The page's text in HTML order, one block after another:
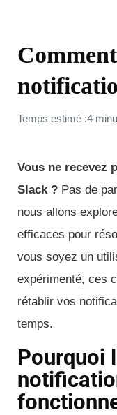
Temps estimé :4
Vous ne recevez
Slack ? Pas de
nous allons
efficaces pour
vous soyez un
expérimenté, ces
rétablir vos
temps.
Pourquoi